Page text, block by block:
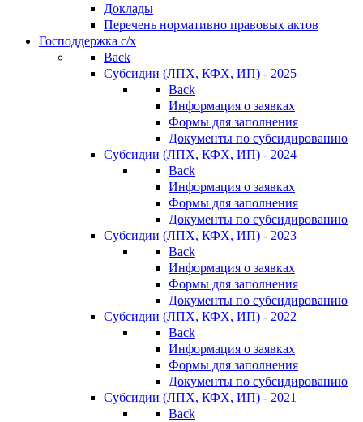
Доклады
Перечень нормативно правовых актов
Господдержка с/х
Back
Субсидии (ЛПХ, КФХ, ИП) - 2025
Back
Информация о заявках
Формы для заполнения
Документы по субсидированию
Субсидии (ЛПХ, КФХ, ИП) - 2024
Back
Информация о заявках
Формы для заполнения
Документы по субсидированию
Субсидии (ЛПХ, КФХ, ИП) - 2023
Back
Информация о заявках
Формы для заполнения
Документы по субсидированию
Субсидии (ЛПХ, КФХ, ИП) - 2022
Back
Информация о заявках
Формы для заполнения
Документы по субсидированию
Субсидии (ЛПХ, КФХ, ИП) - 2021
Back